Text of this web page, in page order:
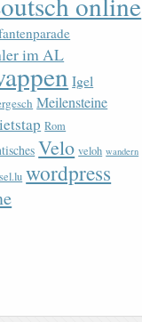
im AL
Igel
Meilensteine
Rom
Velo veloh wandern
wordpress